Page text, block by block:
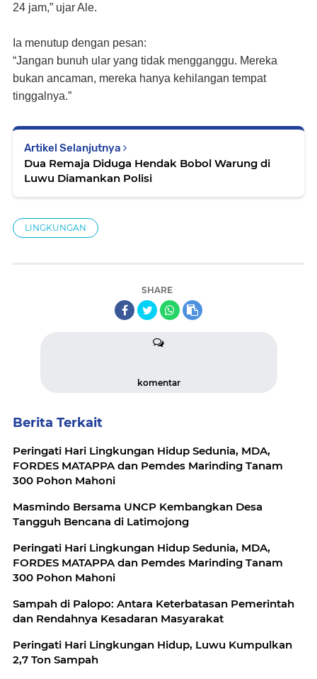
24 jam,” ujar Ale.
Ia menutup dengan pesan:
“Jangan bunuh ular yang tidak mengganggu. Mereka
bukan ancaman, mereka hanya kehilangan tempat
tinggalnya.”
Artikel Selanjutnya
Dua Remaja Diduga Hendak Bobol Warung di
Luwu Diamankan Polisi
LINGKUNGAN
SHARE
komentar
Berita Terkait
Peringati Hari Lingkungan Hidup Sedunia, MDA,
FORDES MATAPPA dan Pemdes Marinding Tanam
300 Pohon Mahoni
Masmindo Bersama UNCP Kembangkan Desa
Tangguh Bencana di Latimojong
Peringati Hari Lingkungan Hidup Sedunia, MDA,
FORDES MATAPPA dan Pemdes Marinding Tanam
300 Pohon Mahoni
Sampah di Palopo: Antara Keterbatasan Pemerintah
dan Rendahnya Kesadaran Masyarakat
Peringati Hari Lingkungan Hidup, Luwu Kumpulkan
2,7 Ton Sampah